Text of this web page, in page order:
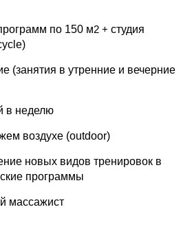
по 150 м2 + студия
(занятия в утренние и вечерние
в неделю
воздухе (outdoor)
новых видов тренировок в
программы
массажист